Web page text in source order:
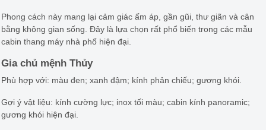
Phong cách này mang lại cảm giác ấm áp, gần gũi, thư giãn và cân
bằng không gian sống. Đây là lựa chọn rất phổ biến trong các mẫu
cabin thang máy nhà phố hiện đại.
Gia chủ mệnh Thủy
Phù hợp với: màu đen; xanh đậm; kính phản chiếu; gương khói.
Gợi ý vật liệu: kính cường lực; inox tối màu; cabin kính panoramic;
gương khói hiện đại.